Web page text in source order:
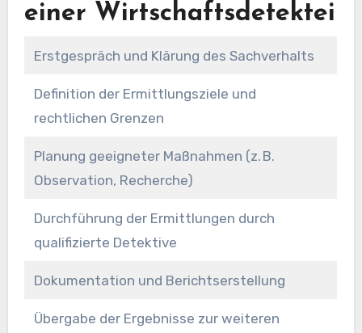
einer Wirtschaftsdetektei
Erstgespräch und Klärung des Sachverhalts
Definition der Ermittlungsziele und
rechtlichen Grenzen
Planung geeigneter Maßnahmen (z. B.
Observation, Recherche)
Durchführung der Ermittlungen durch
qualifizierte Detektive
Dokumentation und Berichtserstellung
Übergabe der Ergebnisse zur weiteren